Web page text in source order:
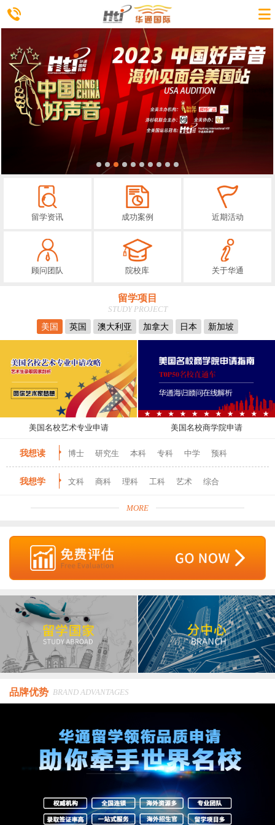
留学资讯 成功案例 近期活动
顾问团队 院校库 关于华通
留学项目
STUDY PROJECT
美国
英国 澳大利亚 加拿大 日本 新加坡
美国名校艺术专业申请 美国名校商学院申请
我想读 博士 研究生 本科 专科 中学 预科
我想学 文科 商科 理科 工科 艺术 综合
MORE
品牌优势 BRAND ADVANTAGES